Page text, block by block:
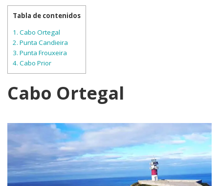
Tabla de contenidos
1. Cabo Ortegal
2. Punta Candieira
3. Punta Frouxeira
4. Cabo Prior
Cabo Ortegal